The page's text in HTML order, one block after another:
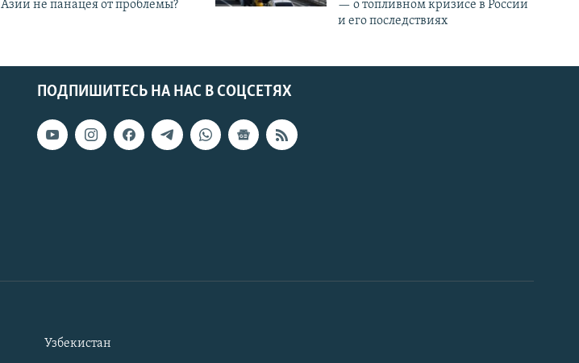
Азии не панацея от проблемы?
— о топливном кризисе в России
и его последствиях
ПОДПИШИТЕСЬ НА НАС В СОЦСЕТЯХ
Узбекистан